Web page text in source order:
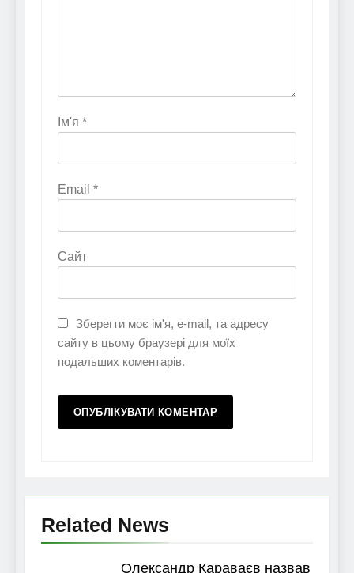
Ім'я *
Email *
Сайт
Зберегти моє ім'я, e-mail, та адресу
сайту в цьому браузері для моїх
подальших коментарів.
Related News
Олександр Караваєв назвав